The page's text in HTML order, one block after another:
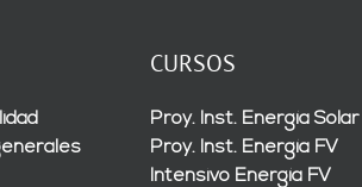
CURSOS
Proy. Inst. Energía Solar
Proy. Inst. Energía FV
Intensivo Energía FV